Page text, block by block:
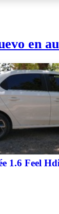
en
1.6 Feel Hdi